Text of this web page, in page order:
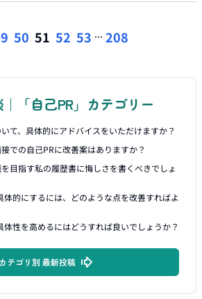
50 51 52 53 ... 208
「自己PR」カテゴリー
て、具体的にアドバイスをいただけますか？
での自己PRに改善案はありますか？
目指す私の履歴書に悔しさを書くべきでしょ
体的にするには、どのような点を改善すればよ
体性を高めるにはどうすれば良いでしょうか？
カテゴリ別 最新投稿